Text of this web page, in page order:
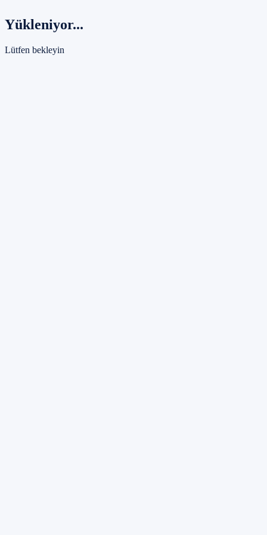
Yükleniyor...
Lütfen bekleyin